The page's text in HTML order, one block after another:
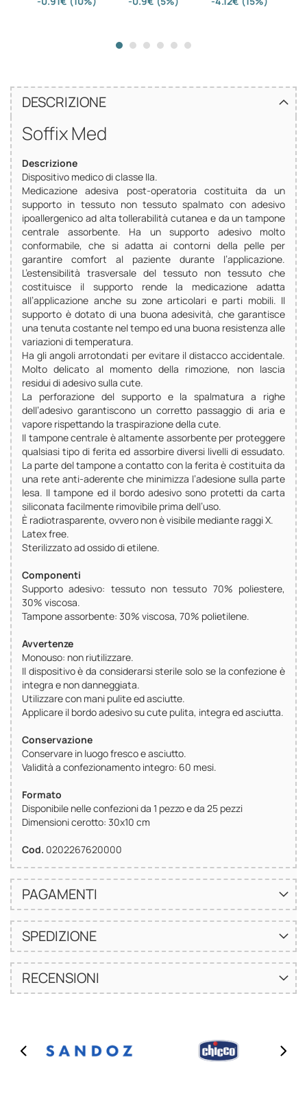
DESCRIZIONE
Soffix Med
Descrizione
Dispositivo medico di classe IIa.
Medicazione adesiva post-operatoria costituita da un
supporto in tessuto non tessuto spalmato con adesivo
ipoallergenico ad alta tollerabilità cutanea e da un tampone
centrale assorbente. Ha un supporto adesivo molto
conformabile, che si adatta ai contorni della pelle per
garantire comfort al paziente durante l’applicazione.
L’estensibilità trasversale del tessuto non tessuto che
costituisce il supporto rende la medicazione adatta
all’applicazione anche su zone articolari e parti mobili. Il
supporto è dotato di una buona adesività, che garantisce
una tenuta costante nel tempo ed una buona resistenza alle
variazioni di temperatura.
Ha gli angoli arrotondati per evitare il distacco accidentale.
Molto delicato al momento della rimozione, non lascia
residui di adesivo sulla cute.
La perforazione del supporto e la spalmatura a righe
dell’adesivo garantiscono un corretto passaggio di aria e
vapore rispettando la traspirazione della cute.
Il tampone centrale è altamente assorbente per proteggere
qualsiasi tipo di ferita ed assorbire diversi livelli di essudato.
La parte del tampone a contatto con la ferita è costituita da
una rete anti-aderente che minimizza l’adesione sulla parte
lesa. Il tampone ed il bordo adesivo sono protetti da carta
siliconata facilmente rimovibile prima dell’uso.
È radiotrasparente, ovvero non è visibile mediante raggi X.
Latex free.
Sterilizzato ad ossido di etilene.
Componenti
Supporto adesivo: tessuto non tessuto 70% poliestere,
30% viscosa.
Tampone assorbente: 30% viscosa, 70% polietilene.
Avvertenze
Monouso: non riutilizzare.
Il dispositivo è da considerarsi sterile solo se la confezione è
integra e non danneggiata.
Utilizzare con mani pulite ed asciutte.
Applicare il bordo adesivo su cute pulita, integra ed asciutta.
Conservazione
Conservare in luogo fresco e asciutto.
Validità a confezionamento integro: 60 mesi.
Formato
Disponibile nelle confezioni da 1 pezzo e da 25 pezzi
Dimensioni cerotto: 30x10 cm
Cod. 0202267620000
PAGAMENTI
SPEDIZIONE
RECENSIONI